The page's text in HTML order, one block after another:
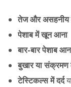
तेज और असहनीय
पेशाब में खून आना
बार-बार पेशाब
बुखार या
टेस्टिकल्स में दर्द